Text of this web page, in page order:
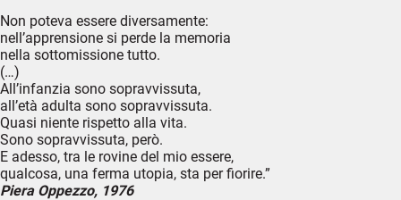
Non poteva essere diversamente:
nell’apprensione si perde la memoria
nella sottomissione tutto.
(…)
All’infanzia sono sopravvissuta,
all’età adulta sono sopravvissuta.
Quasi niente rispetto alla vita.
Sono sopravvissuta, però.
E adesso, tra le rovine del mio essere,
qualcosa, una ferma utopia, sta per fiorire.”
Piera Oppezzo, 1976